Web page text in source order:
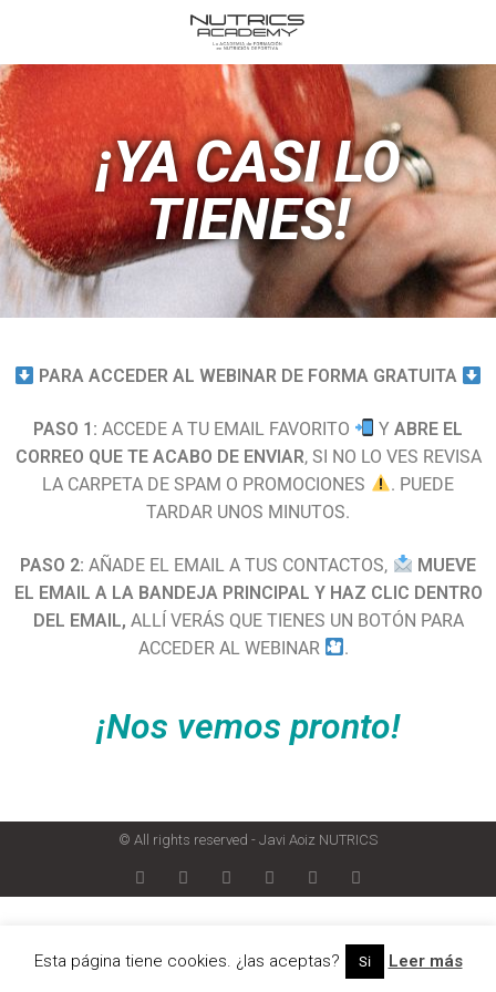
¡YA CASI LO
TIENES!
PARA ACCEDER AL WEBINAR DE FORMA GRATUITA
PASO 1: ACCEDE A TU EMAIL FAVORITO YABRE EL
CORREO QUE TE ACABO DE ENVIAR, SI NO LO VES REVISA
LA CARPETA DE SPAM O PROMOCIONES
. PUEDE
TARDAR UNOS MINUTOS.
PASO 2: AÑADE EL EMAIL A TUS CONTACTOS,
MUEVE
EL EMAIL A LA BANDEJA PRINCIPAL Y HAZ CLIC DENTRO
DEL EMAIL, ALLÍ VERÁS QUE TIENES UN BOTÓN PARA
ACCEDER AL WEBINAR
.
¡Nos vemos pronto!
© All rights reserved - Javi Aoiz NUTRICS
Esta página tiene cookies. ¿las aceptas? Si Leer más